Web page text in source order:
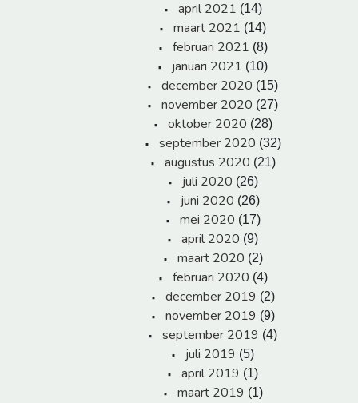
april 2021 (14)
maart 2021 (14)
februari 2021 (8)
januari 2021 (10)
december 2020 (15)
november 2020 (27)
oktober 2020 (28)
september 2020 (32)
augustus 2020 (21)
juli 2020 (26)
juni 2020 (26)
mei 2020 (17)
april 2020 (9)
maart 2020 (2)
februari 2020 (4)
december 2019 (2)
november 2019 (9)
september 2019 (4)
juli 2019 (5)
april 2019 (1)
maart 2019 (1)